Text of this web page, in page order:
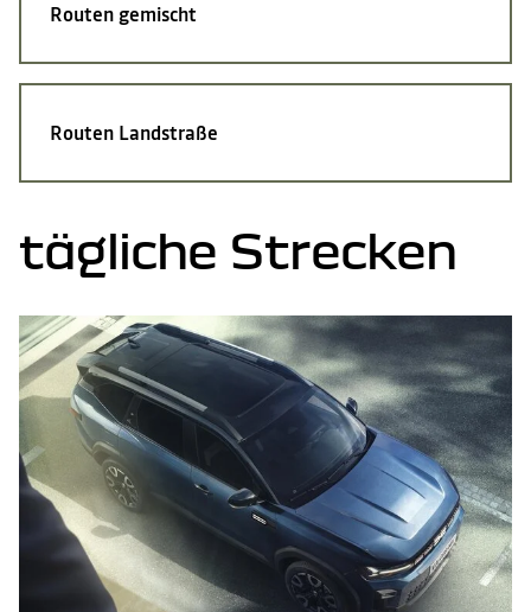
Routen gemischt
Routen Landstraße
tägliche Strecken